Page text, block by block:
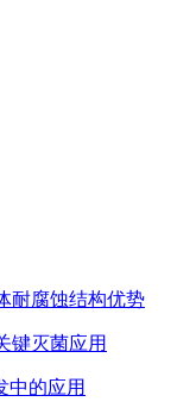
耐腐蚀结构优势
键灭菌应用
中的应用